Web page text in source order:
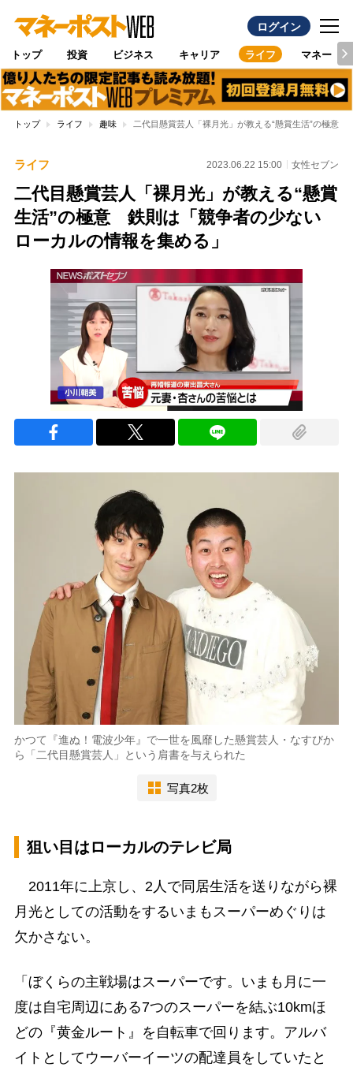
ログイン
トップ 投資 ビジネス キャリア ライフ マネー
トップ ライフ 趣味 二代目懸賞芸人「裸月光」が教える“懸賞生活”の極意
ライフ 2023.06.22 15:00 女性セブン
二代目懸賞芸人「裸月光」が教える“懸賞
生活”の極意 鉄則は「競争者の少ない
ローカルの情報を集める」
かつて『進ぬ！電波少年』で一世を風靡した懸賞芸人・なすびか
ら「二代目懸賞芸人」という肩書を与えられた
写真2枚
狙い目はローカルのテレビ局
2011年に上京し、2人で同居生活を送りながら裸
月光としての活動をするいまもスーパーめぐりは
欠かさない。
「ぼくらの主戦場はスーパーです。いまも月に一
度は自宅周辺にある7つのスーパーを結ぶ10kmほ
どの『黄金ルート』を自転車で回ります。アルバ
イトとしてウーバーイーツの配達員をしていたと